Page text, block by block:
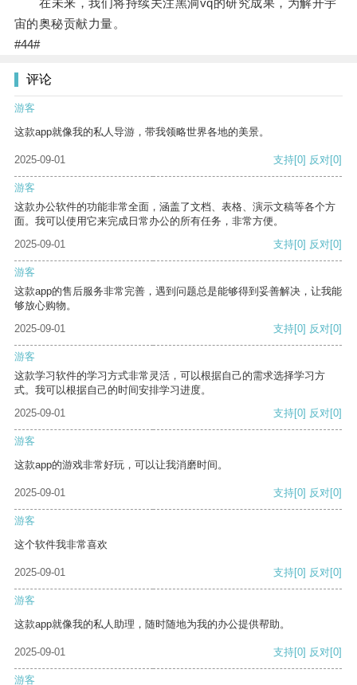
在未来，我们将持续关注黑洞vq的研究成果，为解开宇
宙的奥秘贡献力量。
#44#
评论
游客
这款app就像我的私人导游，带我领略世界各地的美景。
2025-09-01 支持[0] 反对[0]
游客
这款办公软件的功能非常全面，涵盖了文档、表格、演示文稿等各个方
面。我可以使用它来完成日常办公的所有任务，非常方便。
2025-09-01
支持[0] 反对[0]
游客
这款app的售后服务非常完善，遇到问题总是能够得到妥善解决，让我能
够放心购物。
2025-09-01
支持[0] 反对[0]
游客
这款学习软件的学习方式非常灵活，可以根据自己的需求选择学习方
式。我可以根据自己的时间安排学习进度。
2025-09-01
支持[0] 反对[0]
游客
这款app的游戏非常好玩，可以让我消磨时间。
2025-09-01 支持[0] 反对[0]
游客
这个软件我非常喜欢
2025-09-01 支持[0] 反对[0]
游客
这款app就像我的私人助理，随时随地为我的办公提供帮助。
2025-09-01 支持[0] 反对[0]
游客